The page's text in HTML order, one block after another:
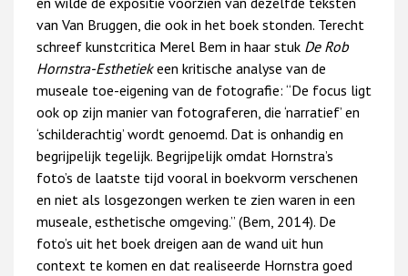
van Van Bruggen, die ook in het boek stonden. Terecht
schreef kunstcritica Merel Bem in haar stuk De Rob
Hornstra-Esthetiekeen kritische analyse van de
museale toe-eigening van de fotografie: “De focus ligt
ook op zijn manier van fotograferen, die ‘narratief’ en
‘schilderachtig’ wordt genoemd. Dat is onhandig en
begrijpelijk tegelijk. Begrijpelijk omdat Hornstra’s
foto’s de laatste tijd vooral in boekvorm verschenen
en niet als losgezongen werken te zien waren in een
museale, esthetische omgeving.” (Bem, 2014). De
foto’s uit het boek dreigen aan de wand uit hun
context te komen en dat realiseerde Hornstra goed